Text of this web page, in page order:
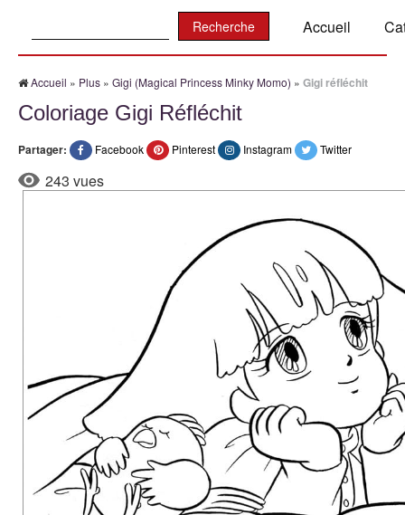
Accueil
Accueil » Plus » Gigi (Magical Princess Minky Momo) » Gigi réfléchit
Coloriage Gigi Réfléchit
Partager: Facebook Pinterest Instagram Twitter
243 vues